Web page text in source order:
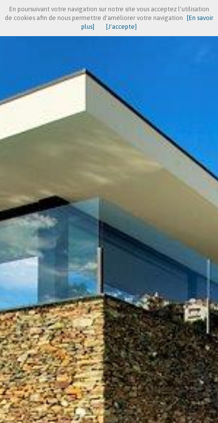
En poursuivant votre navigation sur notre site vous acceptez l'utilisation
de cookies afin de nous permettre d'améliorer votre navigation
[En savoir
plus]
[J'accepte]